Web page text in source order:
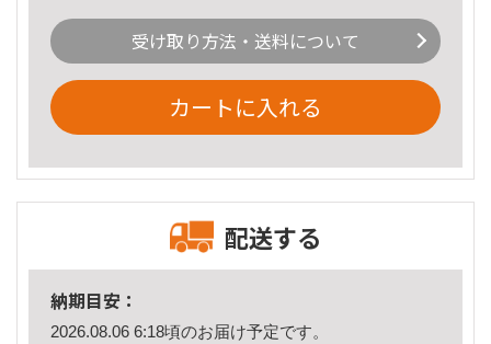
受け取り方法・送料について
カートに入れる
配送する
納期目安：
2026.08.06 6:18頃のお届け予定です。